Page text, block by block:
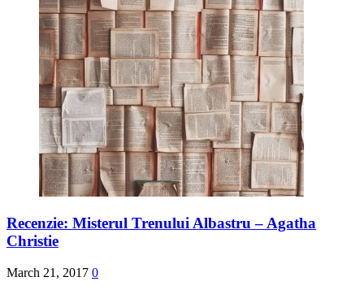
Recenzie: Misterul Trenului Albastru – Agatha
Christie
March 21, 2017 0